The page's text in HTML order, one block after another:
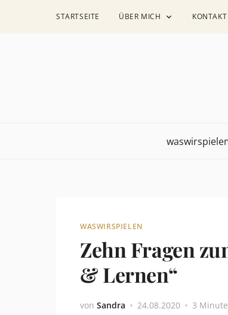
STARTSEITE ÜBER MICH KONTAKT
WASWIRSPIELEN
Zehn Fragen
& Lernen“
von Sandra 24.08.2020 3